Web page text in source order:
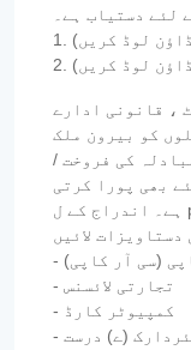
لئے دستیاب ہے۔
لوڈ کریں)
ڈاؤن لوڈ کریں)
، قانونی ادارے
کو بیرون ملک
کی فروخت /
بھی پورا کرتی
ہے۔ اندراج کے ل please ، براہ کرم ہماری قریب ترین
(سی آر کاپی)
- تجارتی لائسنس
- کمپیوٹر کارڈ